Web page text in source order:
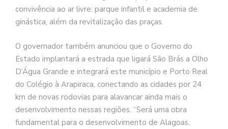
convivência ao ar livre: parque infantil e academia de
ginástica, além da revitalização das praças.
O governador também anunciou que o Governo do
Estado implantará a estrada que ligará São Brás a Olho
D’Água Grande e integrará este município e Porto Real
do Colégio à Arapiraca, conectando as cidades por 24
km de novas rodovias para alavancar ainda mais o
desenvolvimento nessas regiões. “Será uma obra
fundamental para o desenvolvimento de Alagoas,